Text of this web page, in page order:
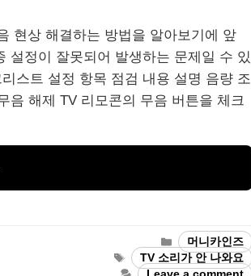
현상 해결하는 방법을 알아보기에 앞
설정이 잘못되어 발생하는 문제일 수 있
스트 설정 항목 점검 내용 설명 음량 조
음 해제 TV 리모콘의 무음 버튼을 체크
Categories
머니카인즈
Tags
TV 소리가 안 나와요